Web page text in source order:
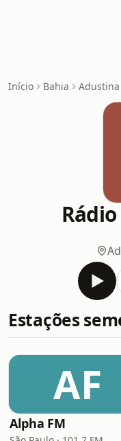
Início Bahia Adustina
Estações
AF
Alpha FM